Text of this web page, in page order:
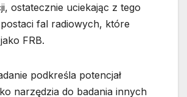
ostatecznie uciekając z tego
fal radiowych, które
FRB.
podkreśla potencjał
narzędzia do badania innych